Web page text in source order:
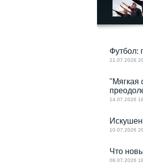
Футбол:
21.07.2026
"Мягкая
14.07.2026
10.07.2026
Что
06.07.2026